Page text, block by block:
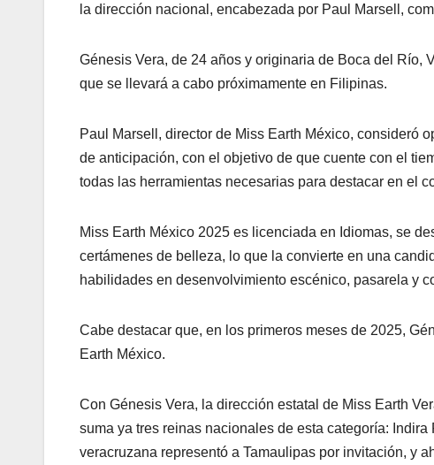
la dirección nacional, encabezada por Paul Marsell,
Génesis Vera, de 24 años y originaria de Boca del Río,
que se llevará a cabo próximamente en Filipinas.
Paul Marsell, director de Miss Earth México, consideró
de anticipación, con el objetivo de que cuente con el
todas las herramientas necesarias para destacar en el
Miss Earth México 2025 es licenciada en Idiomas, se
certámenes de belleza, lo que la convierte en una
habilidades en desenvolvimiento escénico, pasarela y
Cabe destacar que, en los primeros meses de 2025,
Earth México.
Con Génesis Vera, la dirección estatal de Miss Earth
suma ya tres reinas nacionales de esta categoría:
veracruzana representó a Tamaulipas por invitación, y